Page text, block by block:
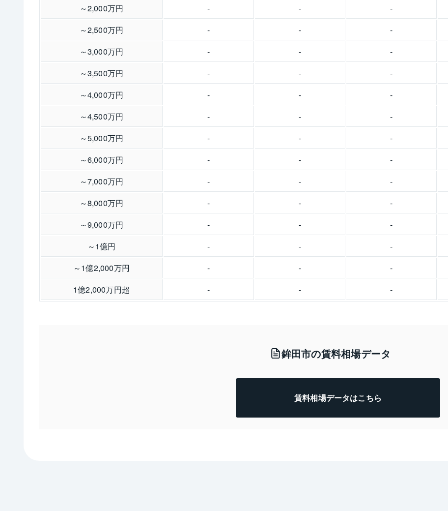
～2,000万円
- - -
～2,500万円
- - -
～3,000万円
- - -
～3,500万円
- - -
～4,000万円
- - -
～4,500万円
- - -
～5,000万円
- - -
～6,000万円
- - -
～7,000万円
- - -
～8,000万円
- - -
～9,000万円
- - -
～1億円
- - -
～1億2,000万円
- - -
1億2,000万円超
- - -
鉾田市の賃料相場データ
賃料相場データはこちら